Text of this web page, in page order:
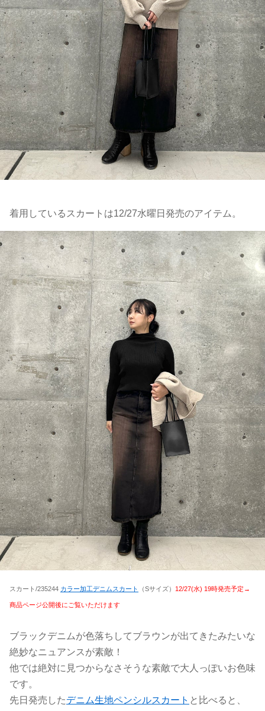
着用しているスカートは12/27水曜日発売のアイテム。
スカート/235244 カラー加工デニムスカート （Sサイズ） 12/27(水) 19時発売予定→
商品ページ公開後にご覧いただけます
ブラックデニムが色落ちしてブラウンが出てきたみたいな
絶妙なニュアンスが素敵！
他では絶対に見つからなさそうな素敵で大人っぽいお色味
です。
先日発売したデニム生地ペンシルスカート と比べると、